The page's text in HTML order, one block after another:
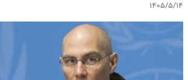
۱۴۰۵/۵/۱۴